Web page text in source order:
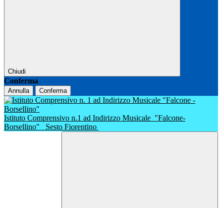
Chiudi
Conferma
Annulla Conferma
Istituto Comprensivo n.1 ad Indirizzo Musicale "Falcone-
Borsellino"
Sesto Fiorentino